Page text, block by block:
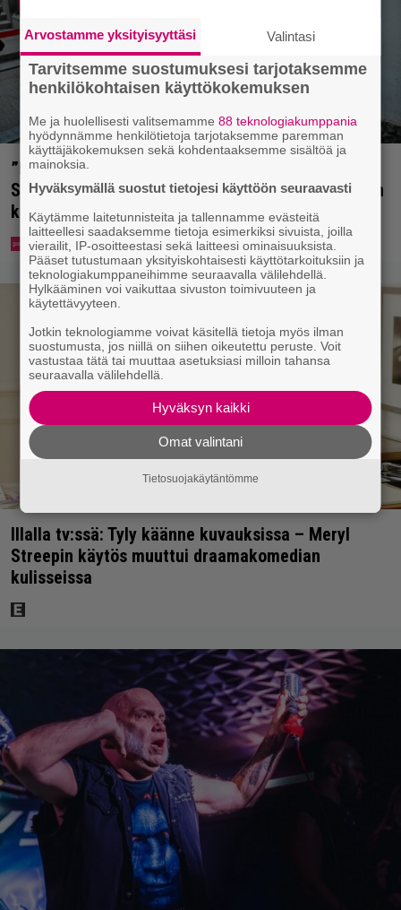
”Mitä isompi vehje, sen paremmin kulkee” –
Susanna Penttilä suuntasi Bangbussinsa Helsingin
keskustaan
Illalla tv:ssä: Tyly käänne kuvauksissa – Meryl
Streepin käytös muuttui draamakomedian
kulisseissa
Arvostamme yksityisyyttäsi Valintasi
Tarvitsemme suostumuksesi tarjotaksemme
henkilökohtaisen käyttökokemuksen
Me ja huolellisesti valitsemamme88 teknologiakumppania
hyödynnämme henkilötietoja tarjotaksemme paremman
käyttäjäkokemuksen sekä kohdentaaksemme sisältöä ja
mainoksia.
Hyväksymällä suostut tietojesi käyttöön seuraavasti
Käytämme laitetunnisteita ja tallennamme evästeitä
laitteellesi saadaksemme tietoja esimerkiksi sivuista, joilla
vierailit, IP-osoitteestasi sekä laitteesi ominaisuuksista.
Pääset tutustumaan yksityiskohtaisesti käyttötarkoituksiin ja
teknologiakumppaneihimme seuraavalla välilehdellä.
Hylkääminen voi vaikuttaa sivuston toimivuuteen ja
käytettävyyteen.
Jotkin teknologiamme voivat käsitellä tietoja myös ilman
suostumusta, jos niillä on siihen oikeutettu peruste. Voit
vastustaa tätä tai muuttaa asetuksiasi milloin tahansa
seuraavalla välilehdellä.
Hyväksyn kaikki
Omat valintani
Tietosuojakäytäntömme